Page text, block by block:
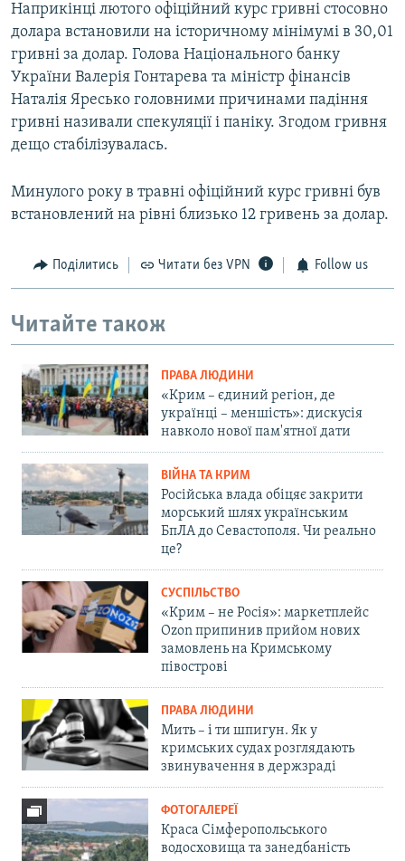
Наприкінці лютого офіційний курс гривні стосовно
долара встановили на історичному мінімумі в 30,01
гривні за долар. Голова Національного банку
України Валерія Гонтарева та міністр фінансів
Наталія Яресько головними причинами падіння
гривні називали спекуляції і паніку. Згодом гривня
дещо стабілізувалась.
Минулого року в травні офіційний курс гривні був
встановлений на рівні близько 12 гривень за долар.
Поділитись Читати без VPN Follow us
Читайте також
ПРАВА ЛЮДИНИ
«Крим – єдиний регіон, де
українці – меншість»: дискусія
навколо нової пам'ятної дати
ВІЙНА ТА КРИМ
Російська влада обіцяє закрити
морський шлях українським
БпЛА до Севастополя. Чи реально
це?
СУСПІЛЬСТВО
«Крим – не Росія»: маркетплейс
Ozon припинив прийом нових
замовлень на Кримському
півострові
ПРАВА ЛЮДИНИ
Мить – і ти шпигун. Як у
кримських судах розглядають
звинувачення в держзраді
ФОТОГАЛЕРЕЇ
Краса Сімферопольського
водосховища та занедбаність